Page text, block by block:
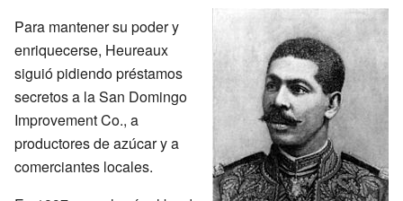
Para mantener su poder y
enriquecerse, Heureaux
siguió pidiendo préstamos
secretos a la San Domingo
Improvement Co., a
productores de azúcar y a
comerciantes locales.